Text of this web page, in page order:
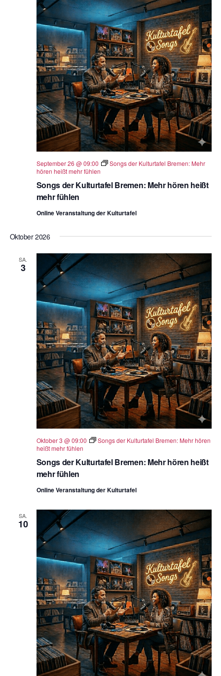
Songs der Kulturtafel Bremen: Mehr hören heißt
mehr fühlen
September 26 @ 09:00
Songs der Kulturtafel Bremen: Mehr
hören heißt mehr fühlen
Online Veranstaltung der Kulturtafel
Oktober 2026
SA.
3
Songs der Kulturtafel Bremen: Mehr hören heißt
mehr fühlen
Oktober 3 @ 09:00
Songs der Kulturtafel Bremen: Mehr hören
heißt mehr fühlen
Online Veranstaltung der Kulturtafel
SA.
10